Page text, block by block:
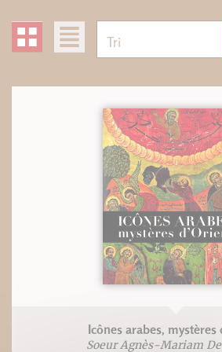
Icônes arabes,
Soeur Agnès-Mariam